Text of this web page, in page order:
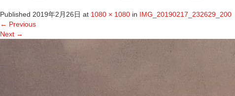
Published 2019年2月26日 at 1080 × 1080 in IMG_20190217_232629_200
← Previous
Next →